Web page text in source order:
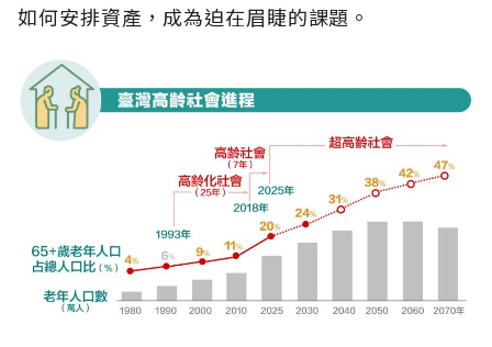
如何安排資產，成為迫在眉睫的課題。